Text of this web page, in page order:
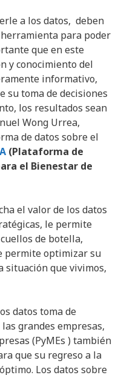
a los datos, deben
para poder
que en este
y conocimiento del
informativo,
su toma de decisiones
los resultados sean
Wong Urrea,
de datos sobre el
(Plataforma de
el Bienestar de
el valor de los datos
le permite
de botella,
permite optimizar su
situación que vivimos,
datos toma de
grandes empresas,
(PyMEs ) también
que su regreso a la
Los datos sobre